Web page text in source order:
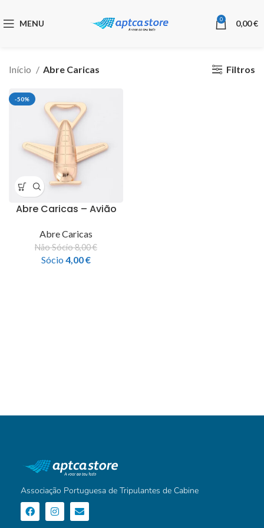
MENU 0 0,00€
Início Abre Caricas Filtros
-50%
Abre Caricas – Avião
Abre Caricas
Não Sócio8,00€
Sócio 4,00€
Associação Portuguesa de Tripulantes de Cabine